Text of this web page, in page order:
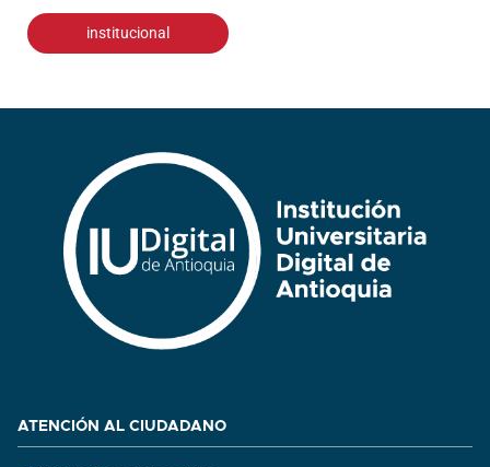
institucional
ATENCIÓN AL CIUDADANO